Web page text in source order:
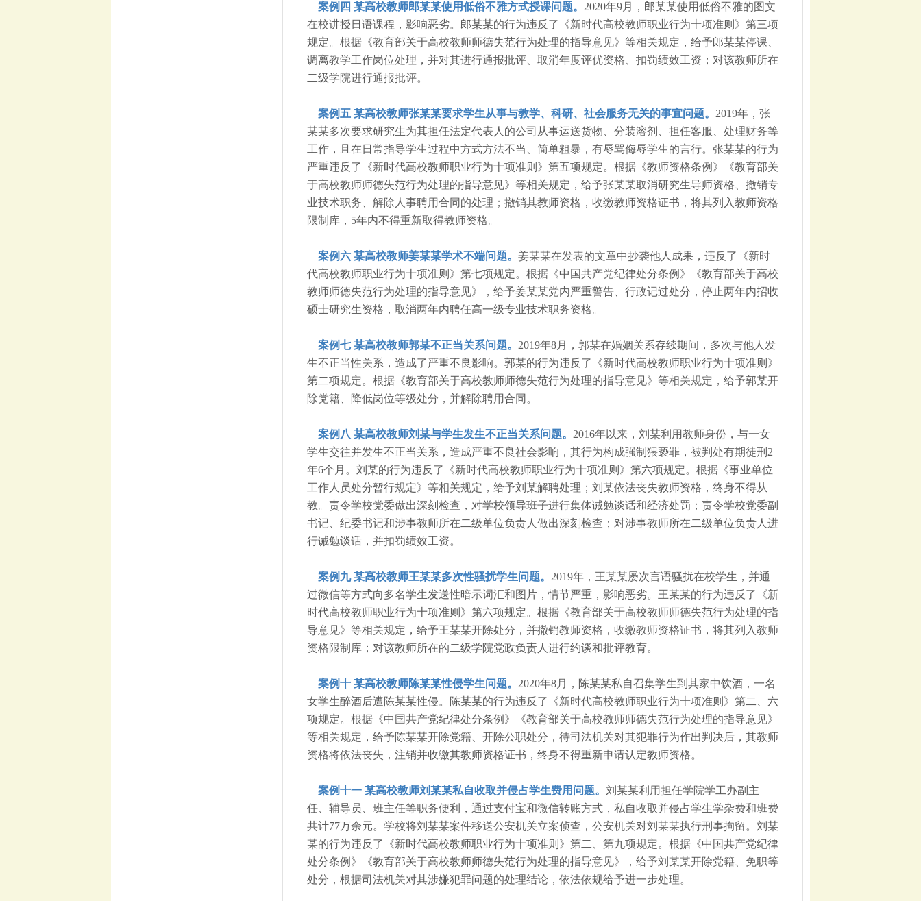
案例四 某高校教师郎某某使用低俗不雅方式授课问题。 2020年9月，郎某某使用低俗不雅的图文
在校讲授日语课程，影响恶劣。郎某某的行为违反了《新时代高校教师职业行为十项准则》第三项
规定。根据《教育部关于高校教师师德失范行为处理的指导意见》等相关规定，给予郎某某停课、
调离教学工作岗位处理，并对其进行通报批评、取消年度评优资格、扣罚绩效工资；对该教师所在
二级学院进行通报批评。
案例五 某高校教师张某某要求学生从事与教学、科研、社会服务无关的事宜问题。 2019年，张
某某多次要求研究生为其担任法定代表人的公司从事运送货物、分装溶剂、担任客服、处理财务等
工作，且在日常指导学生过程中方式方法不当、简单粗暴，有辱骂侮辱学生的言行。张某某的行为
严重违反了《新时代高校教师职业行为十项准则》第五项规定。根据《教师资格条例》《教育部关
于高校教师师德失范行为处理的指导意见》等相关规定，给予张某某取消研究生导师资格、撤销专
业技术职务、解除人事聘用合同的处理；撤销其教师资格，收缴教师资格证书，将其列入教师资格
限制库，5年内不得重新取得教师资格。
案例六 某高校教师姜某某学术不端问题。 姜某某在发表的文章中抄袭他人成果，违反了《新时
代高校教师职业行为十项准则》第七项规定。根据《中国共产党纪律处分条例》《教育部关于高校
教师师德失范行为处理的指导意见》，给予姜某某党内严重警告、行政记过处分，停止两年内招收
硕士研究生资格，取消两年内聘任高一级专业技术职务资格。
案例七某高校教师郭某不正当关系问题。 2019年8月，郭某在婚姻关系存续期间，多次与他人发
生不正当性关系，造成了严重不良影响。郭某的行为违反了《新时代高校教师职业行为十项准则》
第二项规定。根据《教育部关于高校教师师德失范行为处理的指导意见》等相关规定，给予郭某开
除党籍、降低岗位等级处分，并解除聘用合同。
案例八 某高校教师刘某与学生发生不正当关系问题。 2016年以来，刘某利用教师身份，与一女
学生交往并发生不正当关系，造成严重不良社会影响，其行为构成强制猥亵罪，被判处有期徒刑2
年6个月。刘某的行为违反了《新时代高校教师职业行为十项准则》第六项规定。根据《事业单位
工作人员处分暂行规定》等相关规定，给予刘某解聘处理；刘某依法丧失教师资格，终身不得从
教。责令学校党委做出深刻检查，对学校领导班子进行集体诫勉谈话和经济处罚；责令学校党委副
书记、纪委书记和涉事教师所在二级单位负责人做出深刻检查；对涉事教师所在二级单位负责人进
行诫勉谈话，并扣罚绩效工资。
案例九某高校教师王某某多次性骚扰学生问题。 2019年，王某某屡次言语骚扰在校学生，并通
过微信等方式向多名学生发送性暗示词汇和图片，情节严重，影响恶劣。王某某的行为违反了《新
时代高校教师职业行为十项准则》第六项规定。根据《教育部关于高校教师师德失范行为处理的指
导意见》等相关规定，给予王某某开除处分，并撤销教师资格，收缴教师资格证书，将其列入教师
资格限制库；对该教师所在的二级学院党政负责人进行约谈和批评教育。
案例十 某高校教师陈某某性侵学生问题。 2020年8月，陈某某私自召集学生到其家中饮酒，一名
女学生醉酒后遭陈某某性侵。陈某某的行为违反了《新时代高校教师职业行为十项准则》第二、六
项规定。根据《中国共产党纪律处分条例》《教育部关于高校教师师德失范行为处理的指导意见》
等相关规定，给予陈某某开除党籍、开除公职处分，待司法机关对其犯罪行为作出判决后，其教师
资格将依法丧失，注销并收缴其教师资格证书，终身不得重新申请认定教师资格。
案例十一 某高校教师刘某某私自收取并侵占学生费用问题。 刘某某利用担任学院学工办副主
任、辅导员、班主任等职务便利，通过支付宝和微信转账方式，私自收取并侵占学生学杂费和班费
共计77万余元。学校将刘某某案件移送公安机关立案侦查，公安机关对刘某某执行刑事拘留。刘某
某的行为违反了《新时代高校教师职业行为十项准则》第二、第九项规定。根据《中国共产党纪律
处分条例》《教育部关于高校教师师德失范行为处理的指导意见》，给予刘某某开除党籍、免职等
处分，根据司法机关对其涉嫌犯罪问题的处理结论，依法依规给予进一步处理。